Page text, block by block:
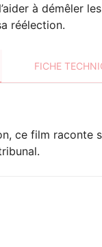
à démêler
réélection.
FICHE
ce film raconte